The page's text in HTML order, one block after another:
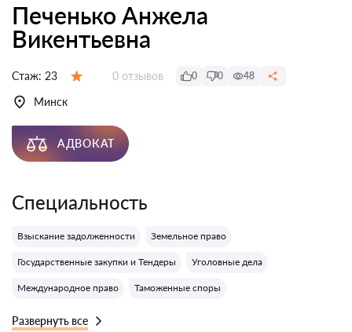
Печенько Анжела
Викентьевна
Стаж: 23
Отзывов:
0 отзывов 0 0 48
Минск
АДВОКАТ
Специальность
Взыскание задолженности Земельное право
Государственные закупки и Тендеры Уголовные дела
Международное право Таможенные споры
Развернуть все